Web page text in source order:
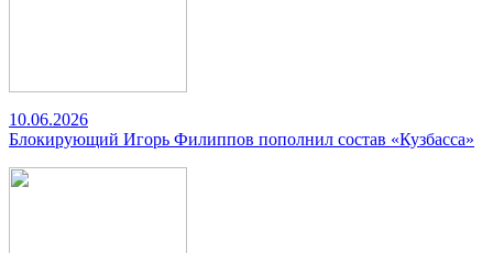
10.06.2026
Блокирующий Игорь Филиппов пополнил состав «Кузбасса»